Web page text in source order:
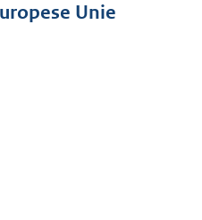
Unie